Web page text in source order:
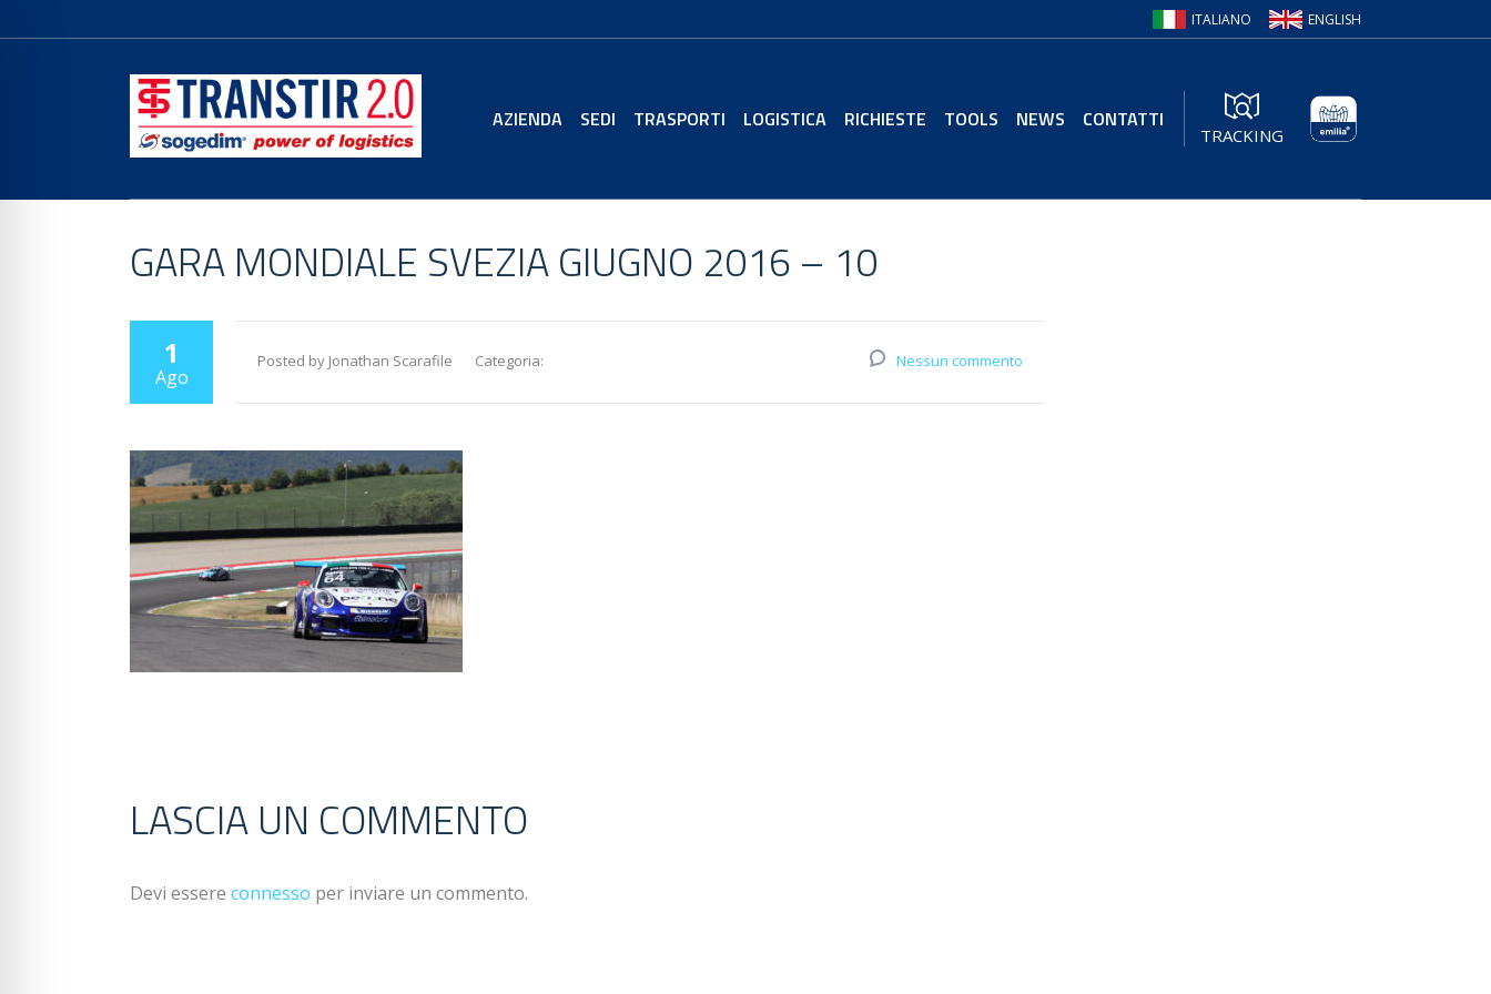
ITALIANO ENGLISH
AZIENDA SEDI TRASPORTI LOGISTICA RICHIESTE TOOLS NEWS CONTATTI
TRACKING
GARA MONDIALE SVEZIA GIUGNO 2016 – 10
1
Ago
Posted by Jonathan Scarafile Categoria: Nessun commento
LASCIA UN COMMENTO
Devi essere connesso per inviare un commento.